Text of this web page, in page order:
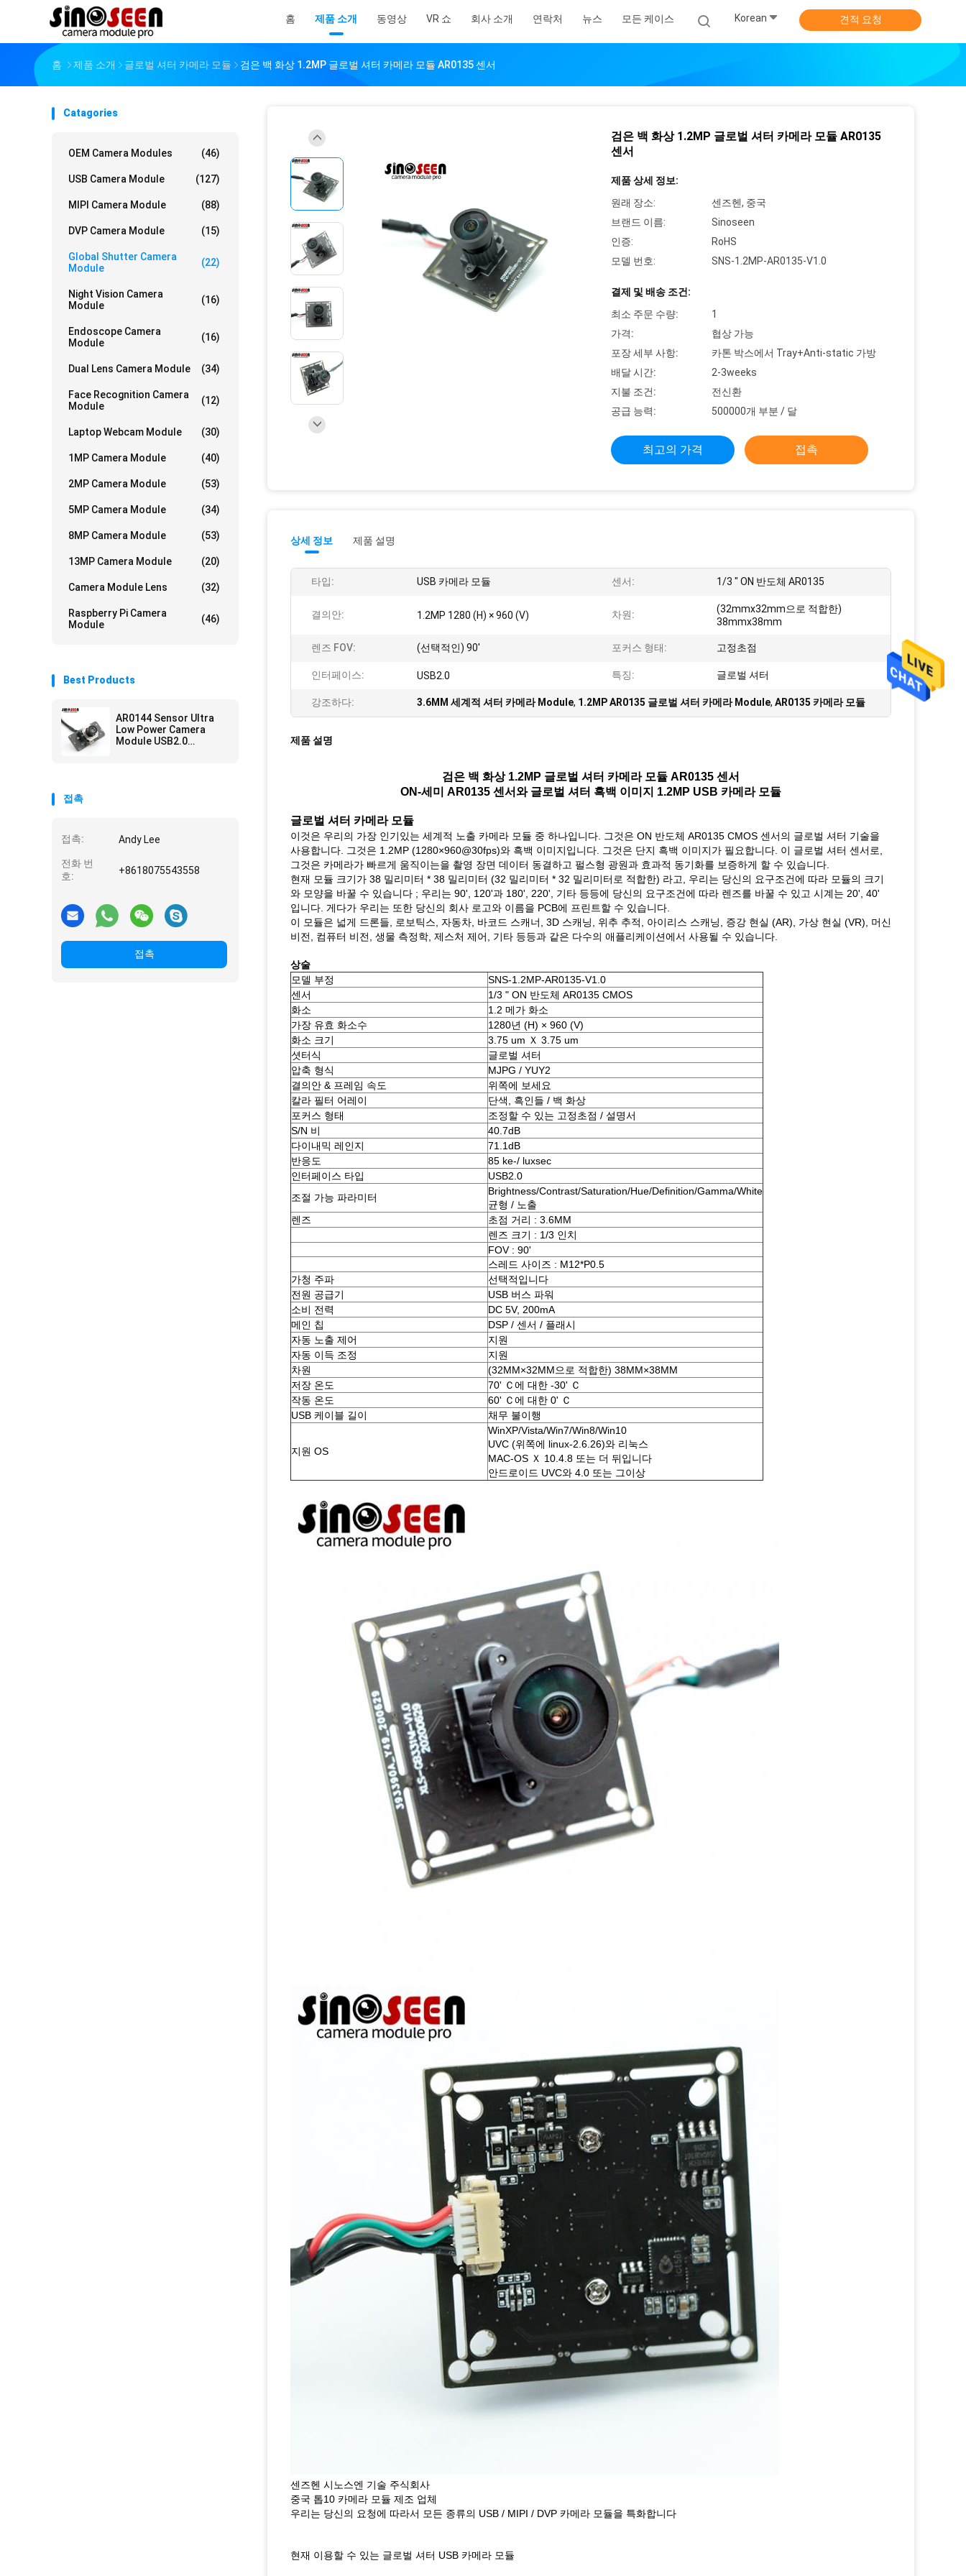
홈 제품 소개 동영상 VR 쇼 회사 소개 연락처 뉴스 모든 케이스 Korean 견적 요청
홈 제품 소개 글로벌 셔터 카메라 모듈 검은 백 화상 1.2MP 글로벌 셔터 카메라 모듈 AR0135 센서
Catagories
OEM Camera Modules (46)
USB Camera Module (127)
MIPI Camera Module (88)
DVP Camera Module (15)
Global Shutter Camera
Module
(22)
Night Vision Camera
Module
(16)
Endoscope Camera
Module
(16)
Dual Lens Camera Module (34)
Face Recognition Camera
Module
(12)
Laptop Webcam Module (30)
1MP Camera Module (40)
2MP Camera Module (53)
5MP Camera Module (34)
8MP Camera Module (53)
13MP Camera Module (20)
Camera Module Lens (32)
Raspberry Pi Camera
Module
(46)
Best Products
AR0144 Sensor Ultra
Low Power Camera
Module USB2.0
접촉
접촉: Andy Lee
전화 번
호:
+8618075543558
접촉
검은 백 화상 1.2MP 글로벌 셔터 카메라 모듈 AR0135
센서
제품 상세 정보:
원래 장소:
센즈헨, 중국
브랜드 이름:
Sinoseen
인증:
RoHS
모델 번호:
SNS-1.2MP-AR0135-V1.0
결제 및 배송 조건:
최소 주문 수량:
1
가격:
협상 가능
포장 세부 사항:
카톤 박스에서 Tray+Anti-static 가방
배달 시간:
2-3weeks
지불 조건:
전신환
공급 능력:
500000개 부분 / 달
최고의 가격 접촉
상세 정보 제품 설명
타입: USB 카메라 모듈 센서: 1/3 " ON 반도체 AR0135
결의안: 1.2MP 1280 (H) × 960 (V) 차원:
(32mmx32mm으로 적합한)
38mmx38mm
렌즈 FOV: (선택적인) 90' 포커스 형태: 고정초점
인터페이스: USB2.0 특징: 글로벌 셔터
강조하다: 3.6MM 세계적 셔터 카메라 Module, 1.2MP AR0135 글로벌 셔터 카메라 Module, AR0135 카메라 모듈
제품 설명
검은 백 화상 1.2MP 글로벌 셔터 카메라 모듈 AR0135 센서
ON-세미 AR0135 센서와 글로벌 셔터 흑백 이미지 1.2MP USB 카메라 모듈
글로벌 셔터 카메라 모듈
이것은 우리의 가장 인기있는 세계적 노출 카메라 모듈 중 하나입니다. 그것은 ON 반도체 AR0135 CMOS 센서의 글로벌 셔터 기술을
사용합니다. 그것은 1.2MP (1280×960@30fps)와 흑백 이미지입니다. 그것은 단지 흑백 이미지가 필요합니다. 이 글로벌 셔터 센서로,
그것은 카메라가 빠르게 움직이는을 촬영 장면 데이터 동결하고 펄스형 광원과 효과적 동기화를 보증하게 할 수 있습니다.
현재 모듈 크기가 38 밀리미터 * 38 밀리미터 (32 밀리미터 * 32 밀리미터로 적합한) 라고, 우리는 당신의 요구조건에 따라 모듈의 크기
와 모양을 바꿀 수 있습니다 ; 우리는 90', 120'과 180', 220', 기타 등등에 당신의 요구조건에 따라 렌즈를 바꿀 수 있고 시계는 20', 40'
입니다. 게다가 우리는 또한 당신의 회사 로고와 이름을 PCB에 프린트할 수 있습니다.
이 모듈은 넓게 드론들, 로보틱스, 자동차, 바코드 스캐너, 3D 스캐닝, 위추 추적, 아이리스 스캐닝, 증강 현실 (AR), 가상 현실 (VR), 머신
비전, 컴퓨터 비전, 생물 측정학, 제스처 제어, 기타 등등과 같은 다수의 애플리케이션에서 사용될 수 있습니다.
상술
모델 부정
SNS-1.2MP-AR0135-V1.0
센서
1/3 " ON 반도체 AR0135 CMOS
화소
1.2 메가 화소
가장 유효 화소수
1280년 (H) × 960 (V)
화소 크기
3.75 um Ｘ 3.75 um
셧터식
글로벌 셔터
압축 형식
MJPG / YUY2
결의안 & 프레임 속도
위쪽에 보세요
칼라 필터 어레이
단색, 흑인들 / 백 화상
포커스 형태
조정할 수 있는 고정초점 / 설명서
S/N 비
40.7dB
다이내믹 레인지
71.1dB
반응도
85 ke-/ luxsec
인터페이스 타입
USB2.0
조절 가능 파라미터
Brightness/Contrast/Saturation/Hue/Definition/Gamma/White
균형 / 노출
렌즈
초점 거리 : 3.6MM
렌즈 크기 : 1/3 인치
FOV : 90'
스레드 사이즈 : M12*P0.5
가청 주파
선택적입니다
전원 공급기
USB 버스 파워
소비 전력
DC 5V, 200mA
메인 칩
DSP / 센서 / 플래시
자동 노출 제어
지원
자동 이득 조정
지원
차원
(32MM×32MM으로 적합한) 38MM×38MM
저장 온도
70' Ｃ에 대한 -30' Ｃ
작동 온도
60' Ｃ에 대한 0' Ｃ
USB 케이블 길이
채무 불이행
지원 OS
WinXP/Vista/Win7/Win8/Win10
UVC (위쪽에 linux-2.6.26)와 리눅스
MAC-OS Ｘ 10.4.8 또는 더 뒤입니다
안드로이드 UVC와 4.0 또는 그이상
센즈헨 시노스엔 기술 주식회사
중국 톱10 카메라 모듈 제조 업체
우리는 당신의 요청에 따라서 모든 종류의 USB / MIPI / DVP 카메라 모듈을 특화합니다
현재 이용할 수 있는 글로벌 셔터 USB 카메라 모듈